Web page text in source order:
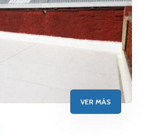
VER MÁS
Services
About Us